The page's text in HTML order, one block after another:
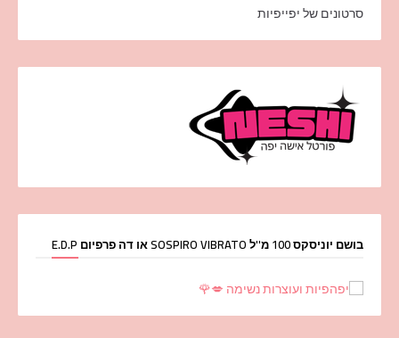
סרטונים של יפייפיות
בושם יוניסקס 100 מ''ל SOSPIRO VIBRATO או דה פרפיום E.D.P